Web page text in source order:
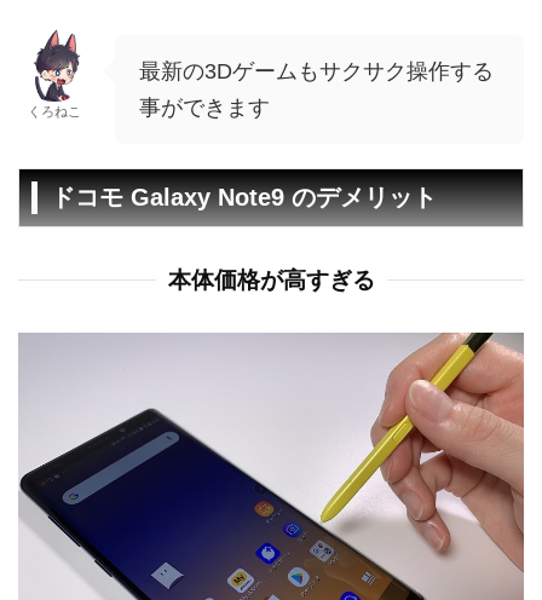
くろねこ
最新の3Dゲームもサクサク操作する
事ができます
ドコモ Galaxy Note9 のデメリット
本体価格が高すぎる